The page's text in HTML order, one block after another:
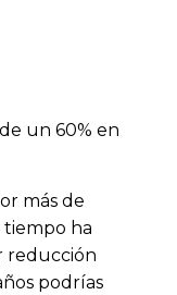
un 60% en
más de
tiempo ha
reducción
podrías